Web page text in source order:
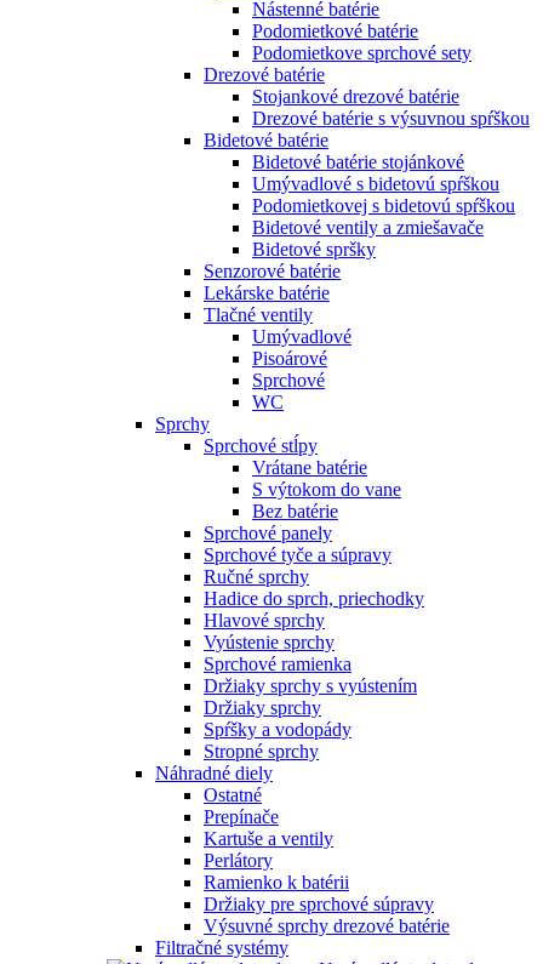
Nástenné batérie
Podomietkové batérie
Podomietkove sprchové sety
Drezové batérie
Stojankové drezové batérie
Drezové batérie s výsuvnou spŕškou
Bidetové batérie
Bidetové batérie stojánkové
Umývadlové s bidetovú spŕškou
Podomietkovej s bidetovú spŕškou
Bidetové ventily a zmiešavače
Bidetové spršky
Senzorové batérie
Lekárske batérie
Tlačné ventily
Umývadlové
Pisoárové
Sprchové
WC
Sprchy
Sprchové stĺpy
Vrátane batérie
S výtokom do vane
Bez batérie
Sprchové panely
Sprchové tyče a súpravy
Ručné sprchy
Hadice do sprch, priechodky
Hlavové sprchy
Vyústenie sprchy
Sprchové ramienka
Držiaky sprchy s vyústením
Držiaky sprchy
Spŕšky a vodopády
Stropné sprchy
Náhradné diely
Ostatné
Prepínače
Kartuše a ventily
Perlátory
Ramienko k batérii
Držiaky pre sprchové súpravy
Výsuvné sprchy drezové batérie
Filtračné systémy